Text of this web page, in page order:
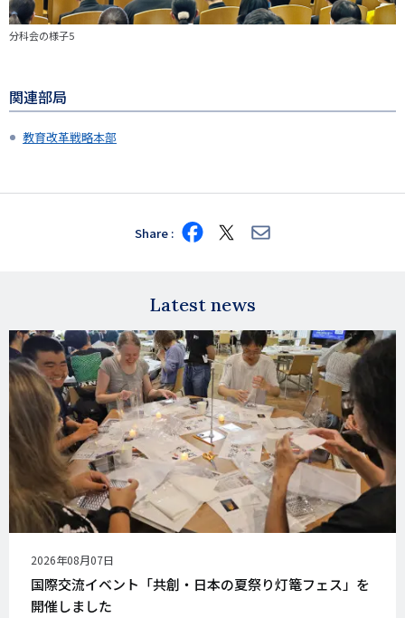
分科会の様子5
関連部局
教育改革戦略本部
Share Share
on
Share
on
Share
via
Latest news
公
開
日
2026年08月07日
国際交流イベント「共創・日本の夏祭り灯篭フェス」を
開催しました